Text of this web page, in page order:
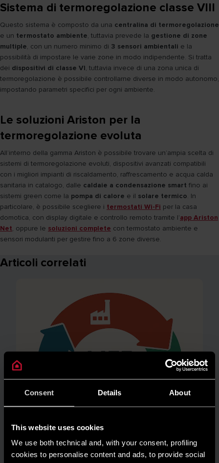
Consent Details About
This website uses cookies
We use both technical and, with your consent, profiling
cookies to personalise content and ads, to provide social
Sistema di termoregolazione classe VIII
Questo sistema è composto da una centralina di termoregolazione
e un termostato ambiente, tuttavia prevede la gestione di zone
multiple, con un numero minimo di 3 sensori ambientali e la
possibilità di impostare le varie zone in modo indipendente. Si tratta
dei dispositivi di classe VI, tuttavia invece di una zona unica di
termoregolazione è possibile controllarne diverse in modo autonomo,
impostando parametri specifici per ogni ambiente.
Le soluzioni Ariston per la
termoregolazione evoluta
All’interno della gamma Ariston è possibile trovare un’ampia scelta di
sistemi di termoregolazione evoluti, dispositivi avanzati compatibili
con i migliori impianti di riscaldamento, raffrescamento e acqua calda
sanitaria in catalogo, dalle caldaie a condensazione smart fino ai
sistemi green come la pompa di calore e il solare termico. In
particolare, è possibile scegliere i termostati Wi-Fi per la casa
domotica, con display digitale e controllo remoto tramite l’app Ariston
Net, oppure le soluzioni complete con termostato ambiente e
sensori modulanti per gestire fino a 6 zone diverse.
Articoli correlati